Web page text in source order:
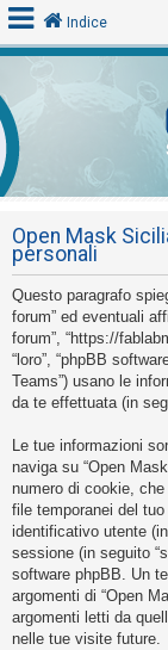
o
g
n
A
r
g
o
m
e
n
t
i
s
e
n
Indice
Open Mask
personali
Questo paragrafo
forum” ed eventuali
forum”, “https://
“loro”, “phpBB
Teams”) usano le
da te effettuata (in
Le tue informazioni
naviga su “Open
numero di cookie,
file temporanei del
identificativo utente
sessione (in seguito
software phpBB. Un
argomenti di “Open
argomenti letti da
nelle tue visite future.